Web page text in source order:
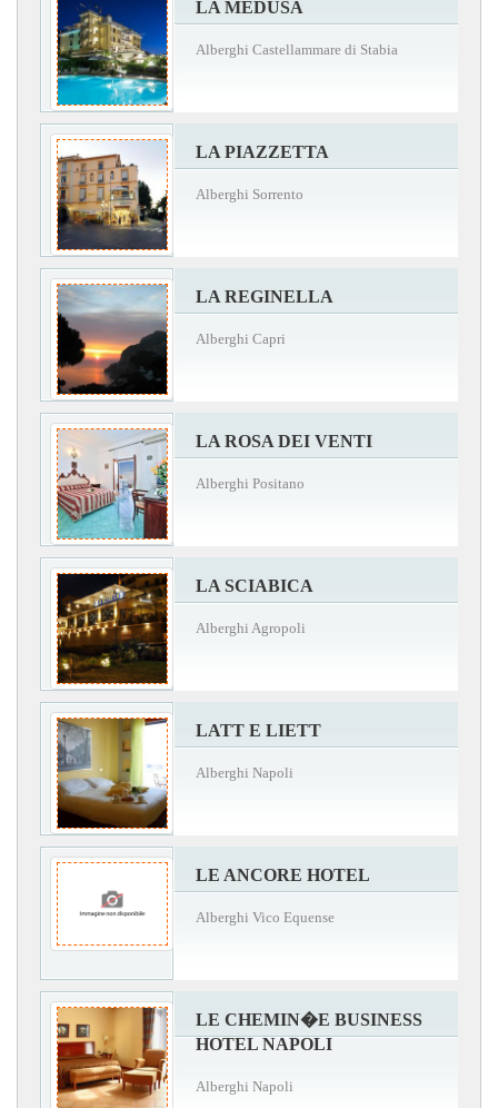
LA MEDUSA
Alberghi Castellammare di Stabia
LA PIAZZETTA
Alberghi Sorrento
LA REGINELLA
Alberghi Capri
LA ROSA DEI VENTI
Alberghi Positano
LA SCIABICA
Alberghi Agropoli
LATT E LIETT
Alberghi Napoli
LE ANCORE HOTEL
Alberghi Vico Equense
LE CHEMIN�E BUSINESS
HOTEL NAPOLI
Alberghi Napoli